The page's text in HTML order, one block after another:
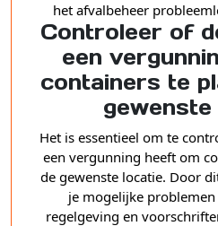
het afvalbeheer
Controleer of
een
containers te
Het is essentieel om te
een vergunning heeft om
de gewenste locatie. Door
je mogelijke
regelgeving en